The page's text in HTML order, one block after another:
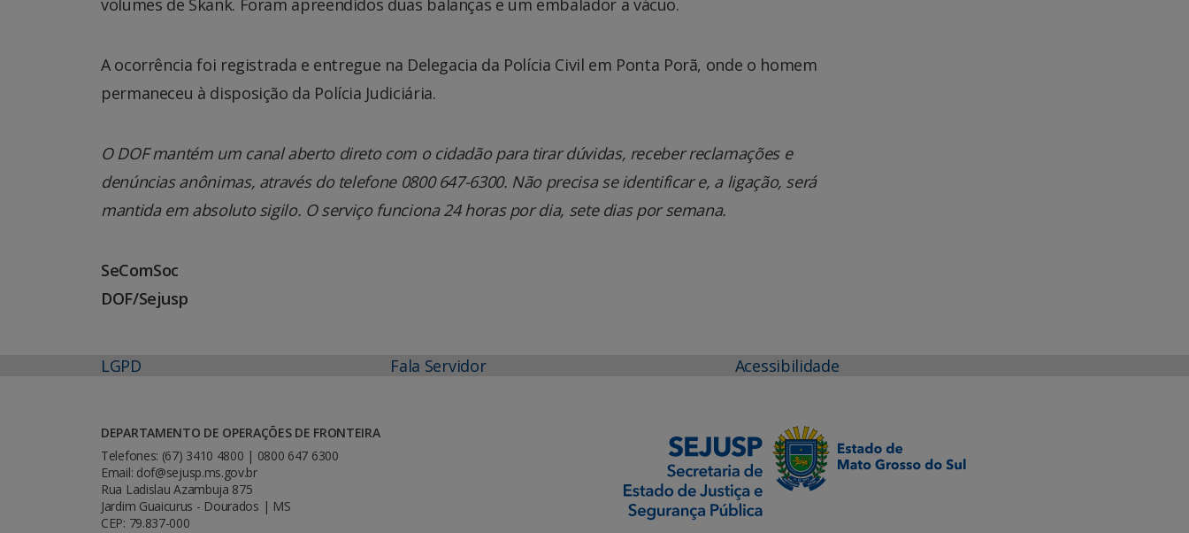
volumes de Skank. Foram apreendidos duas balanças e um embalador a vácuo.
A ocorrência foi registrada e entregue na Delegacia da Polícia Civil em Ponta Porã, onde o homem
permaneceu à disposição da Polícia Judiciária.
O DOF mantém um canal aberto direto com o cidadão para tirar dúvidas, receber reclamações e
denúncias anônimas, através do telefone 0800 647-6300. Não precisa se identificar e, a ligação, será
mantida em absoluto sigilo. O serviço funciona 24 horas por dia, sete dias por semana.
SeComSoc
DOF/Sejusp
LGPD Fala Servidor Acessibilidade
DEPARTAMENTO DE OPERAÇÕES DE FRONTEIRA
Telefones: (67) 3410 4800 | 0800 647 6300
Email: dof@sejusp.ms.gov.br
Rua Ladislau Azambuja 875
Jardim Guaicurus - Dourados | MS
CEP: 79.837-000